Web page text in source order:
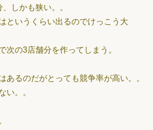
しかも狭い。。
というくらい出るのでけっこう大
次の3店舗分を作ってしまう。
あるのだがとっても競争率が高い。。
い。。